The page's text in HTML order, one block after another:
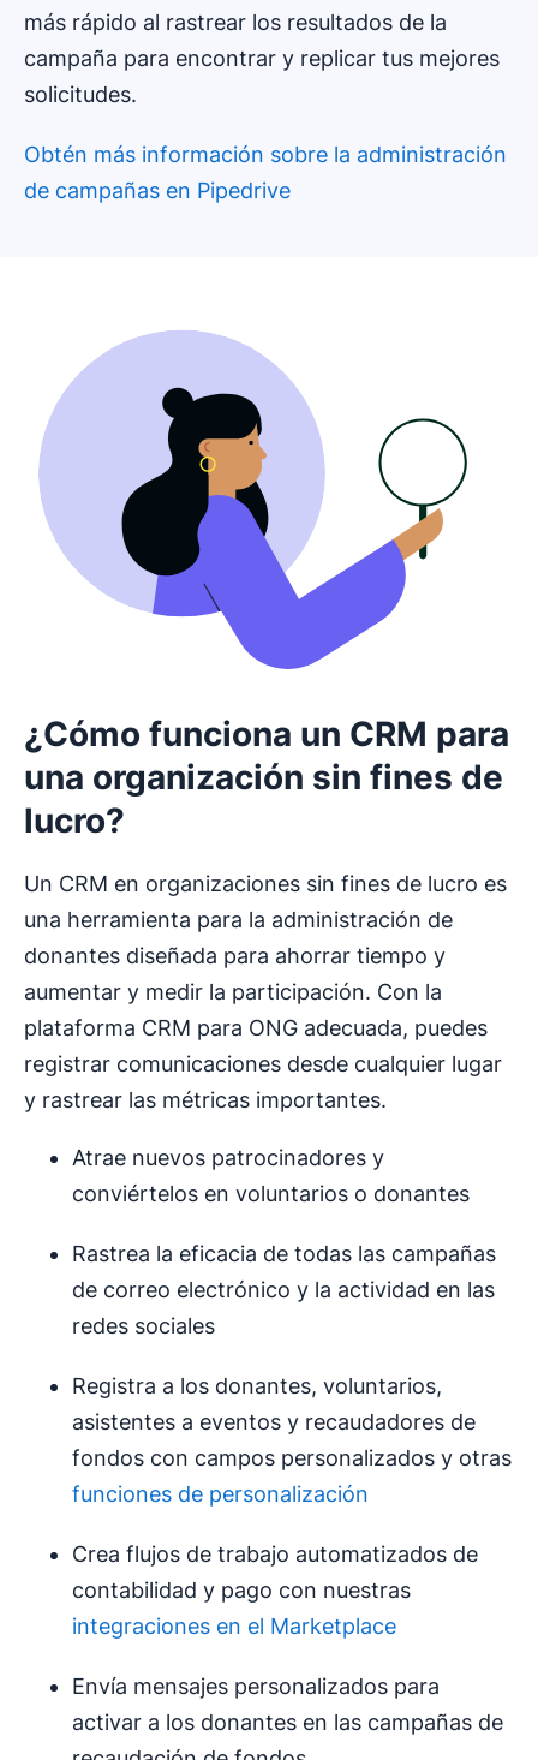
más rápido al rastrear los resultados de la
campaña para encontrar y replicar tus mejores
solicitudes.
Obtén más información sobre la administración
de campañas en Pipedrive
¿Cómo funciona un CRM para
una organización sin fines de
lucro?
Un CRM en organizaciones sin fines de lucro es
una herramienta para la administración de
donantes diseñada para ahorrar tiempo y
aumentar y medir la participación. Con la
plataforma CRM para ONG adecuada, puedes
registrar comunicaciones desde cualquier lugar
y rastrear las métricas importantes.
Atrae nuevos patrocinadores y
conviértelos en voluntarios o donantes
Rastrea la eficacia de todas las campañas
de correo electrónico y la actividad en las
redes sociales
Registra a los donantes, voluntarios,
asistentes a eventos y recaudadores de
fondos con campos personalizados y otras
funciones de personalización
Crea flujos de trabajo automatizados de
contabilidad y pago con nuestras
integraciones en el Marketplace
Envía mensajes personalizados para
activar a los donantes en las campañas de